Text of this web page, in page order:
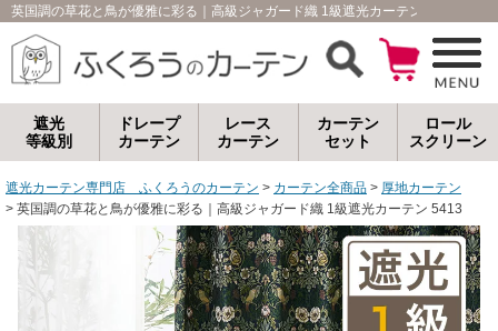
英国調の草花と鳥が優雅に彩る｜高級ジャガード織 1級遮光カーテン 5413｜遮
遮光
等級別
ドレープ
カーテン
レース
カーテン
カーテン
セット
ロール
スクリーン
遮光カーテン専門店 ふくろうのカーテン カーテン全商品
厚地カーテン
英国調の草花と鳥が優雅に彩る｜高級ジャガード織 1級遮光カーテン 5413